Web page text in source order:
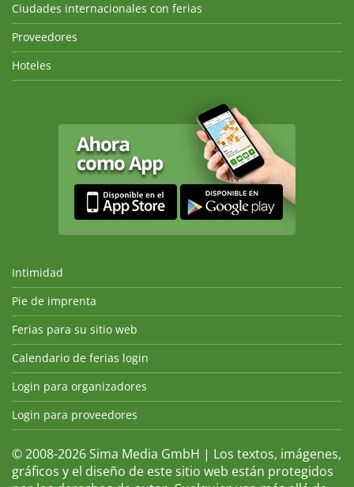
Ciudades internacionales con ferias
Proveedores
Hoteles
Intimidad
Pie de imprenta
Ferias para su sitio web
Calendario de ferias login
Login para organizadores
Login para proveedores
© 2008-2026 Sima Media GmbH | Los textos, imágenes,
gráficos y el diseño de este sitio web están protegidos